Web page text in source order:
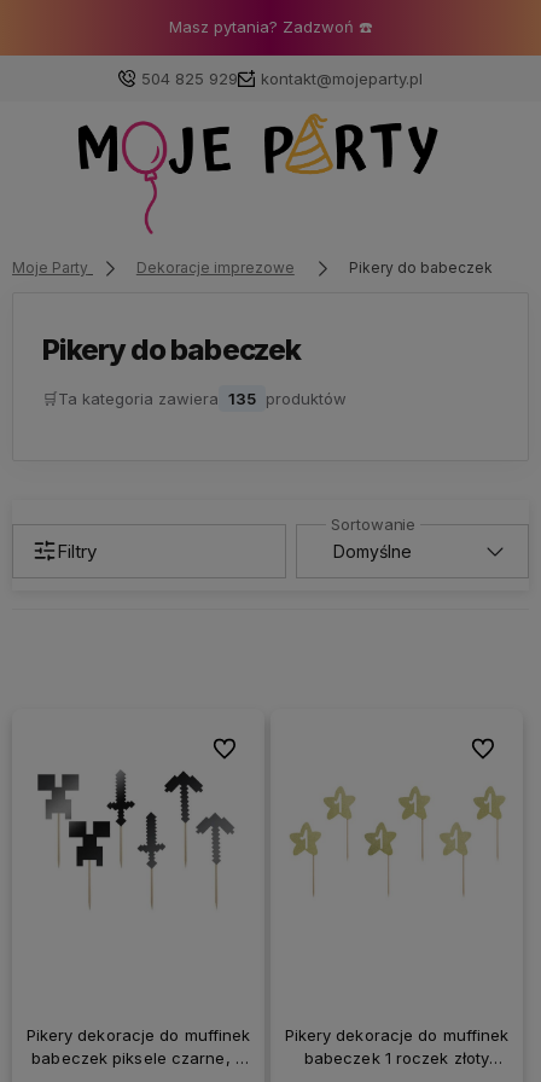
Masz pytania? Zadzwoń ☎️
504 825 929 kontakt@mojeparty.pl
Załóż konto
Wybierz coś dla siebie z naszej aktualnej oferty lub
Moje Party Dekoracje imprezowe Pikery do babeczek
Pikery do babeczek
🛒Ta kategoria zawiera 135 produktów
Filtry
Pikery dekoracje do muffinek
babeczek piksele czarne, 6
Do ulubionych
Pikery dekoracje do muffinek
babeczek 1 roczek złoty
Do